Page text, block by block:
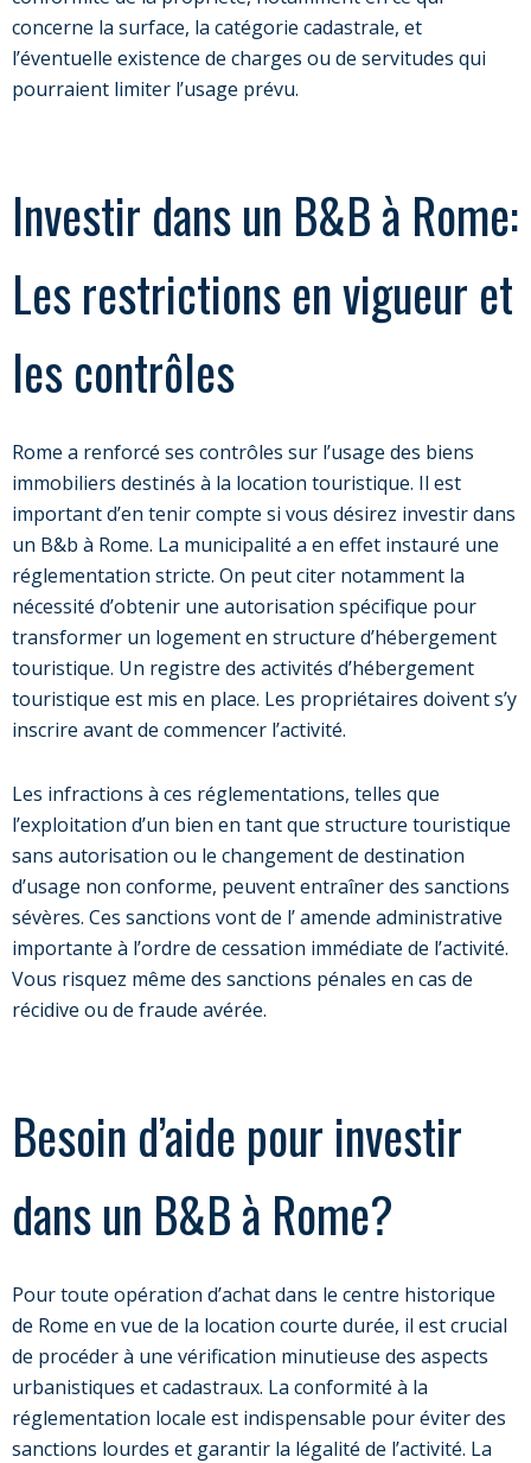
concerne la surface, la catégorie cadastrale, et
l’éventuelle existence de charges ou de servitudes qui
pourraient limiter l’usage prévu.
Investir dans un B&B à Rome:
Les restrictions en vigueur et
les contrôles
Rome a renforcé ses contrôles sur l’usage des biens
immobiliers destinés à la location touristique. Il est
important d’en tenir compte si vous désirez investir dans
un B&b à Rome. La municipalité a en effet instauré une
réglementation stricte. On peut citer notamment la
nécessité d’obtenir une autorisation spécifique pour
transformer un logement en structure d’hébergement
touristique. Un registre des activités d’hébergement
touristique est mis en place. Les propriétaires doivent s’y
inscrire avant de commencer l’activité.
Les infractions à ces réglementations, telles que
l’exploitation d’un bien en tant que structure touristique
sans autorisation ou le changement de destination
d’usage non conforme, peuvent entraîner des sanctions
sévères. Ces sanctions vont de l’ amende administrative
importante à l’ordre de cessation immédiate de l’activité.
Vous risquez même des sanctions pénales en cas de
récidive ou de fraude avérée.
Besoin d’aide pour investir
dans un B&B à Rome?
Pour toute opération d’achat dans le centre historique
de Rome en vue de la location courte durée, il est crucial
de procéder à une vérification minutieuse des aspects
urbanistiques et cadastraux. La conformité à la
réglementation locale est indispensable pour éviter des
sanctions lourdes et garantir la légalité de l’activité. La